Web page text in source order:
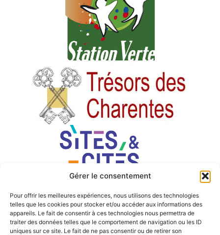
Gérer le consentement
Pour offrir les meilleures expériences, nous utilisons des technologies
telles que les cookies pour stocker et/ou accéder aux informations des
appareils. Le fait de consentir à ces technologies nous permettra de
traiter des données telles que le comportement de navigation ou les ID
uniques sur ce site. Le fait de ne pas consentir ou de retirer son